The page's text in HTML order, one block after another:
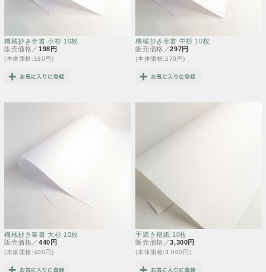
機械抄き奉書 小杉 10枚
販売価格／198円
(本体価格:180円)
機械抄き奉書 中杉 10枚
販売価格／297円
(本体価格:270円)
機械抄き奉書 大杉 10枚
販売価格／440円
(本体価格:400円)
手漉き檀紙 10枚
販売価格／3,300円
(本体価格:3,000円)